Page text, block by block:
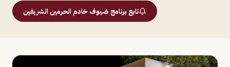
تابع برنامج ضيوف خادم الحرمين الشريفين